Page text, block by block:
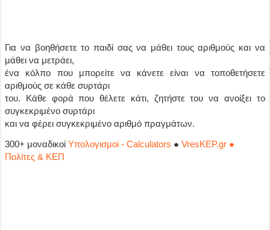
Για να βοηθήσετε το παιδί σας να μάθει τους αριθμούς και να
μάθει να μετράει,
ένα κόλπο που μπορείτε να κάνετε είναι να τοποθετήσετε
αριθμούς σε κάθε συρτάρι
του. Κάθε φορά που θέλετε κάτι, ζητήστε του να ανοίξει το
συγκεκριμένο συρτάρι
και να φέρει συγκεκριμένο αριθμό πραγμάτων.
300+ μοναδικοίΥπολογισμοί - Calculators ●VresKEP.gr ●
Πολίτες & ΚΕΠ